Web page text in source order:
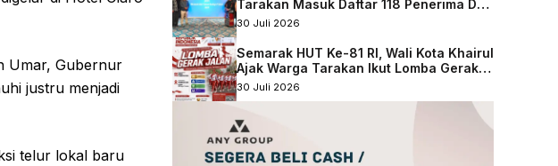
Umar, Gubernur
justru menjadi
telur lokal baru
Tarakan Masuk Daftar 118 Penerima DAK
Nonfisik 2027
30 Juli 2026
Semarak HUT Ke-81 RI, Wali Kota Khairul
Ajak Warga Tarakan Ikut Lomba Gerak
Jalan
30 Juli 2026